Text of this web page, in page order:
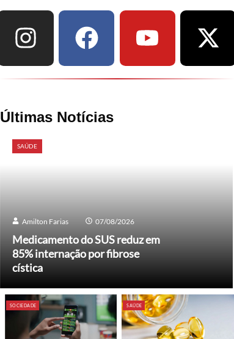
Últimas Notícias
SAÚDE
Amilton Farias 07/08/2026
Medicamento do SUS reduz em
85% internação por fibrose
cística
SOCIEDADE SAÚDE